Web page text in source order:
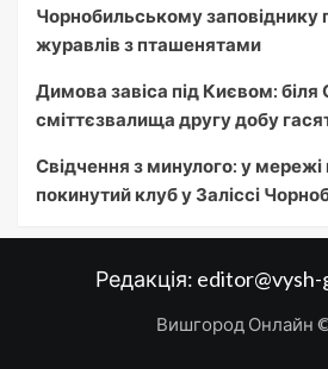
Чорнобильському заповіднику
журавлів з пташенятами
Димова завіса під Києвом: біля
сміттєзвалища другу добу
Свідчення з минулого: у мережі
покинутий клуб у Заліссі
Редакція:
Вишгород Онлайн